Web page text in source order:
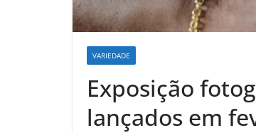
VARIEDADE
Exposição
lançados em